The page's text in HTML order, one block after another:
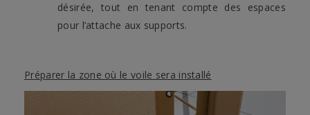
désirée, tout en tenant compte des espaces
pour l’attache aux supports.
Préparer la zone où le voile sera installé